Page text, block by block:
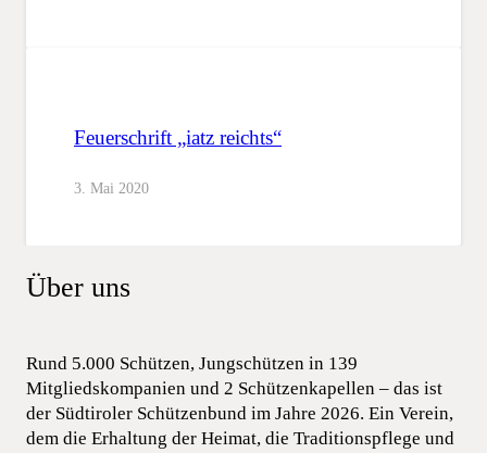
Feuerschrift „iatz reichts“
3. Mai 2020
Über uns
Rund 5.000 Schützen, Jungschützen in 139
Mitgliedskompanien und 2 Schützenkapellen – das ist
der Südtiroler Schützenbund im Jahre 2026. Ein Verein,
dem die Erhaltung der Heimat, die Traditionspflege und